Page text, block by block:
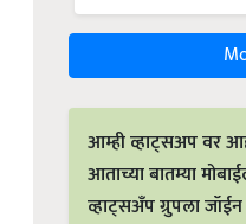
आम्ही व्हाट्सअप वर
आताच्या बातम्या
व्हाट्सअँप ग्रुपला